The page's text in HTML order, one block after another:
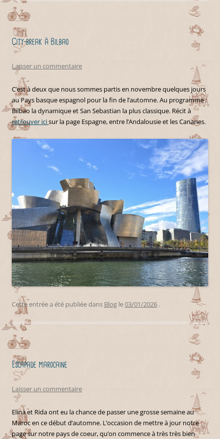
City-break à Bilbao
Laisser un commentaire
C’est à deux que nous sommes partis en novembre quelques jours
au Pays basque espagnol pour la fin de l’automne. Au programme :
Bilbao la dynamique et San Sebastian la plus classique. Récit à
retrouver icisur la page Espagne, entre l’Andalousie et les Canaries.
Cette entrée a été publiée dans Blog le03/01/2026 .
Escapade marocaine
Laisser un commentaire
Elina et Rida ont eu la chance de passer une grosse semaine au
Maroc en ce début d’automne. L’occasion de mettre à jour notre
page sur notre pays de coeur, qu’on commence à très très bien